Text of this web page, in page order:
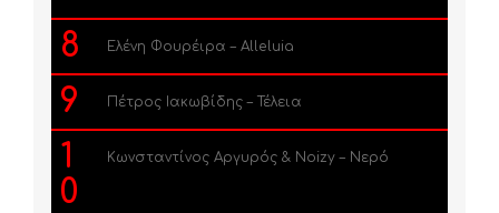
8 Ελένη Φουρέιρα – Alleluia
9 Πέτρος Ιακωβίδης – Τέλεια
1
0
Κωνσταντίνος Αργυρός & Noizy – Νερό